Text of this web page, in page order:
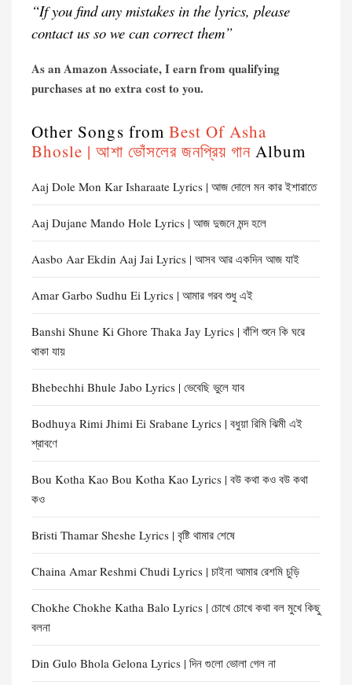
“If you find any mistakes in the lyrics, please
contact us so we can correct them”
As an Amazon Associate, I earn from qualifying
purchases at no extra cost to you.
Other Songs from Best Of Asha
Bhosle | আশা ভোঁসলের জনপ্রিয় গান Album
Aaj Dole Mon Kar Isharaate Lyrics | আজ দোলে মন কার ইশারাতে
Aaj Dujane Mando Hole Lyrics | আজ দুজনে মন্দ হলে
Aasbo Aar Ekdin Aaj Jai Lyrics | আসব আর একদিন আজ যাই
Amar Garbo Sudhu Ei Lyrics | আমার গরব শুধু এই
Banshi Shune Ki Ghore Thaka Jay Lyrics | বাঁশি শুনে কি ঘরে
থাকা যায়
Bhebechhi Bhule Jabo Lyrics | ভেবেছি ভুলে যাব
Bodhuya Rimi Jhimi Ei Srabane Lyrics | বধুয়া রিমি ঝিমী এই
শ্রাবণে
Bou Kotha Kao Bou Kotha Kao Lyrics | বউ কথা কও বউ কথা
কও
Bristi Thamar Sheshe Lyrics | বৃষ্টি থামার শেষে
Chaina Amar Reshmi Chudi Lyrics | চাইনা আমার রেশমি চুড়ি
Chokhe Chokhe Katha Balo Lyrics | চোখে চোখে কথা বল মুখে কিছু
বলনা
Din Gulo Bhola Gelona Lyrics | দিন গুলো ভোলা গেল না